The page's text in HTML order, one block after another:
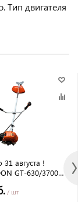
Тип двигателя
августа !
GT-630/3700
/ шт